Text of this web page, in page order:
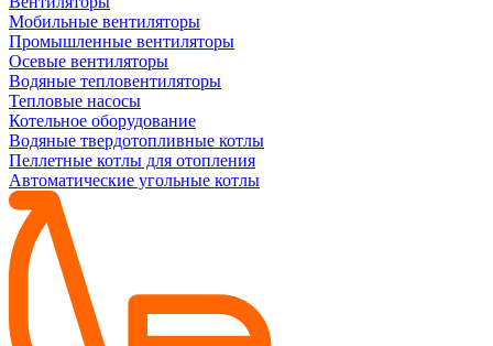
Мобильные вентиляторы
Промышленные вентиляторы
Осевые вентиляторы
Водяные тепловентиляторы
Тепловые насосы
Котельное оборудование
Водяные твердотопливные котлы
Пеллетные котлы для отопления
Автоматические угольные котлы